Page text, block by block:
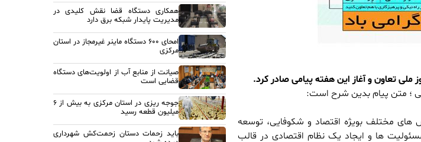
تعاون و آغاز این هفته پیامی صادر کرد.
؛ متن پیام بدین شرح است:
مختلف بویژه اقتصاد و شکوفایی، توسعه
ها و ایجاد یک نظام اقتصادی در قالب
همکاری دستگاه قضا نقش کلیدی در
مدیریت پایدار شبکه برق دارد
امحای ۶۰۰ دستگاه ماینر غیرمجاز در استان
مرکزی
صیانت از منابع آب از اولویت‌های دستگاه
قضایی است
جوجه ریزی در استان مرکزی به بیش از ۶
میلیون قطعه رسید
باید زحمات دستان زحمت‌کش شهرداری